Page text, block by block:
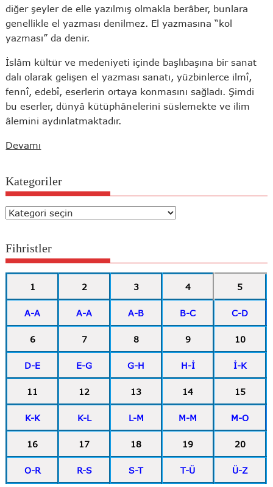
diğer şeyler de elle yazılmış olmakla berâber, bunlara
genellikle el yazması denilmez. El yazmasına “kol
yazması” da denir.
İslâm kültür ve medeniyeti içinde başlıbaşına bir sanat
dalı olarak gelişen el yazması sanatı, yüzbinlerce ilmî,
fennî, edebî, eserlerin ortaya konmasını sağladı. Şimdi
bu eserler, dünyâ kütüphânelerini süslemekte ve ilim
âlemini aydınlatmaktadır.
Devamı
Kategoriler
Kategoriler
Fihristler
1 2 3 4 5
A-A A-A A-B B-C C-D
6 7 8 9 10
D-E E-G G-H H-İ İ-K
11 12 13 14 15
K-K K-L L-M M-M M-O
16 17 18 19 20
O-R R-S S-T T-Ü Ü-Z